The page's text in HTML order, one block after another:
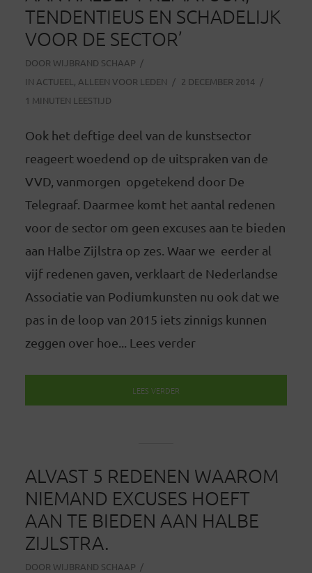
TENDENTIEUS EN SCHADELIJK
VOOR DE SECTOR’
DOOR WIJBRAND SCHAAP
IN ACTUEEL , ALLEEN VOOR LEDEN
2 DECEMBER 2014
1 MINUTEN LEESTIJD
Ook het deftige deel van de kunstsector
reageert woedend op de uitspraken van de
VVD, vanmorgen opgetekend door De
Telegraaf. Daarmee komt het aantal redenen
voor de sector om geen excuses aan te bieden
aan Halbe Zijlstra op zes. Waar we eerder al
vijf redenen gaven, verklaart de Nederlandse
Associatie van Podiumkunsten nu ook dat we
pas in de loop van 2015 iets zinnigs kunnen
zeggen over hoe... Lees verder
LEES VERDER
ALVAST 5 REDENEN WAAROM
NIEMAND EXCUSES HOEFT
AAN TE BIEDEN AAN HALBE
ZIJLSTRA.
DOOR WIJBRAND SCHAAP